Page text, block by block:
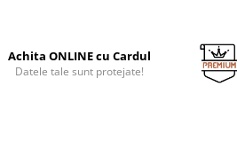
Achita ONLINE cu Cardul
Datele tale sunt protejate!